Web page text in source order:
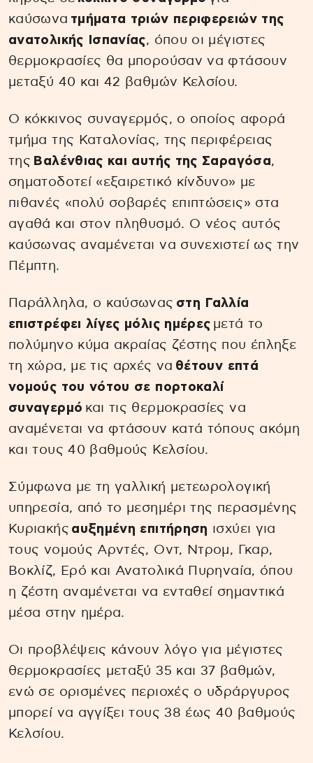
καύσωνα τμήματα τριών περιφερειών της
ανατολικής Ισπανίας, όπου οι μέγιστες
θερμοκρασίες θα μπορούσαν να φτάσουν
μεταξύ 40 και 42 βαθμών Κελσίου.
Ο κόκκινος συναγερμός, ο οποίος αφορά
τμήμα της Καταλονίας, της περιφέρειας
της Βαλένθιας και αυτής της Σαραγόσα,
σηματοδοτεί «εξαιρετικό κίνδυνο» με
πιθανές «πολύ σοβαρές επιπτώσεις» στα
αγαθά και στον πληθυσμό. Ο νέος αυτός
καύσωνας αναμένεται να συνεχιστεί ως την
Πέμπτη.
Παράλληλα, ο καύσωνας στη Γαλλία
επιστρέφει λίγες μόλις ημέρες μετά το
πολύμηνο κύμα ακραίας ζέστης που έπληξε
τη χώρα, με τις αρχές να θέτουν επτά
νομούς του νότου σε πορτοκαλί
συναγερμό και τις θερμοκρασίες να
αναμένεται να φτάσουν κατά τόπους ακόμη
και τους 40 βαθμούς Κελσίου.
Σύμφωνα με τη γαλλική μετεωρολογική
υπηρεσία, από το μεσημέρι της περασμένης
Κυριακής αυξημένη επιτήρηση ισχύει για
τους νομούς Αρντές, Οντ, Ντρομ, Γκαρ,
Βοκλίζ, Ερό και Ανατολικά Πυρηναία, όπου
η ζέστη αναμένεται να ενταθεί σημαντικά
μέσα στην ημέρα.
Οι προβλέψεις κάνουν λόγο για μέγιστες
θερμοκρασίες μεταξύ 35 και 37 βαθμών,
ενώ σε ορισμένες περιοχές ο υδράργυρος
μπορεί να αγγίξει τους 38 έως 40 βαθμούς
Κελσίου.